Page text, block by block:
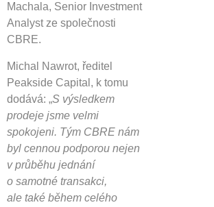
Machala, Senior Investment
Analyst ze společnosti
CBRE.
Michal Nawrot, ředitel
Peakside Capital, k tomu
dodává: „S výsledkem
prodeje jsme velmi
spokojeni. Tým CBRE nám
byl cennou podporou nejen
v průběhu jednání
o samotné transakci,
ale také během celého